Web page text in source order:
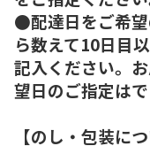
●配達日をご希
ら数えて10日目
記入ください。
望日のご指定はで
【のし・包装につ